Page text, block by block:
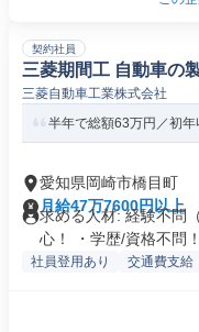
契約社員
三菱期間工 自動車の
三菱自動車工業株式会社
半年で総額63万円／初
愛知県岡崎市橋目町
月給47万7600円以上
求める人材: 経験不問
心！ ・学歴/資格不問！
社員登用あり 交通費支給